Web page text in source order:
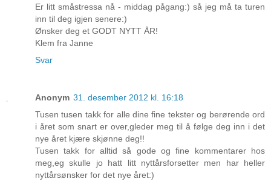
Er litt småstressa nå - middag pågang:) så jeg må ta turen
inn til deg igjen senere:)
Ønsker deg et GODT NYTT ÅR!
Klem fra Janne
Svar
Anonym 31. desember 2012 kl. 16:18
Tusen tusen takk for alle dine fine tekster og berørende ord
i året som snart er over,gleder meg til å følge deg inn i det
nye året kjære skjønne deg!!
Tusen takk for alltid så gode og fine kommentarer hos
meg,eg skulle jo hatt litt nyttårsforsetter men har heller
nyttårsønsker for det nye året:)